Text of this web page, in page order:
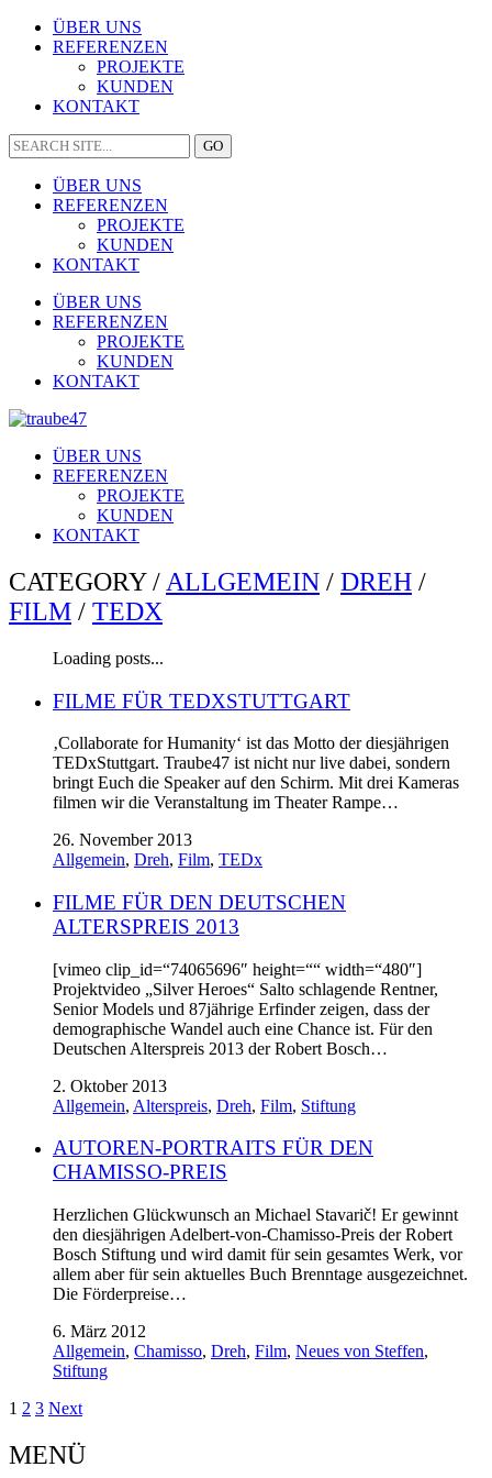
ÜBER UNS
REFERENZEN
PROJEKTE
KUNDEN
KONTAKT
ÜBER UNS
REFERENZEN
PROJEKTE
KUNDEN
KONTAKT
ÜBER UNS
REFERENZEN
PROJEKTE
KUNDEN
KONTAKT
ÜBER UNS
REFERENZEN
PROJEKTE
KUNDEN
KONTAKT
CATEGORY / ALLGEMEIN / DREH /
FILM / TEDX
Loading posts...
FILME FÜR TEDXSTUTTGART
‚Collaborate for Humanity‘ ist das Motto der diesjährigen
TEDxStuttgart. Traube47 ist nicht nur live dabei, sondern
bringt Euch die Speaker auf den Schirm. Mit drei Kameras
filmen wir die Veranstaltung im Theater Rampe…
26. November 2013
Allgemein, Dreh, Film, TEDx
FILME FÜR DEN DEUTSCHEN
ALTERSPREIS 2013
[vimeo clip_id=“74065696″ height=““ width=“480″]
Projektvideo „Silver Heroes“ Salto schlagende Rentner,
Senior Models und 87jährige Erfinder zeigen, dass der
demographische Wandel auch eine Chance ist. Für den
Deutschen Alterspreis 2013 der Robert Bosch…
2. Oktober 2013
Allgemein, Alterspreis, Dreh, Film, Stiftung
AUTOREN-PORTRAITS FÜR DEN
CHAMISSO-PREIS
Herzlichen Glückwunsch an Michael Stavarič! Er gewinnt
den diesjährigen Adelbert-von-Chamisso-Preis der Robert
Bosch Stiftung und wird damit für sein gesamtes Werk, vor
allem aber für sein aktuelles Buch Brenntage ausgezeichnet.
Die Förderpreise…
6. März 2012
Allgemein, Chamisso, Dreh, Film, Neues von Steffen,
Stiftung
1 2 3 Next
MENÜ